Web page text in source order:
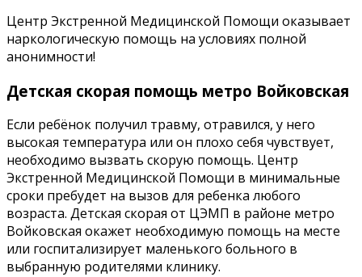
Центр Экстренной Медицинской Помощи оказывает
наркологическую помощь на условиях полной
анонимности!
Детская скорая помощь метро Войковская
Если ребёнок получил травму, отравился, у него
высокая температура или он плохо себя чувствует,
необходимо вызвать скорую помощь. Центр
Экстренной Медицинской Помощи в минимальные
сроки пребудет на вызов для ребенка любого
возраста. Детская скорая от ЦЭМП в районе метро
Войковская окажет необходимую помощь на месте
или госпитализирует маленького больного в
выбранную родителями клинику.